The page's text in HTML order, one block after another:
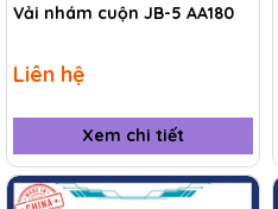
Vải nhám cuộn JB-5 AA180
Liên hệ
Xem chi tiết